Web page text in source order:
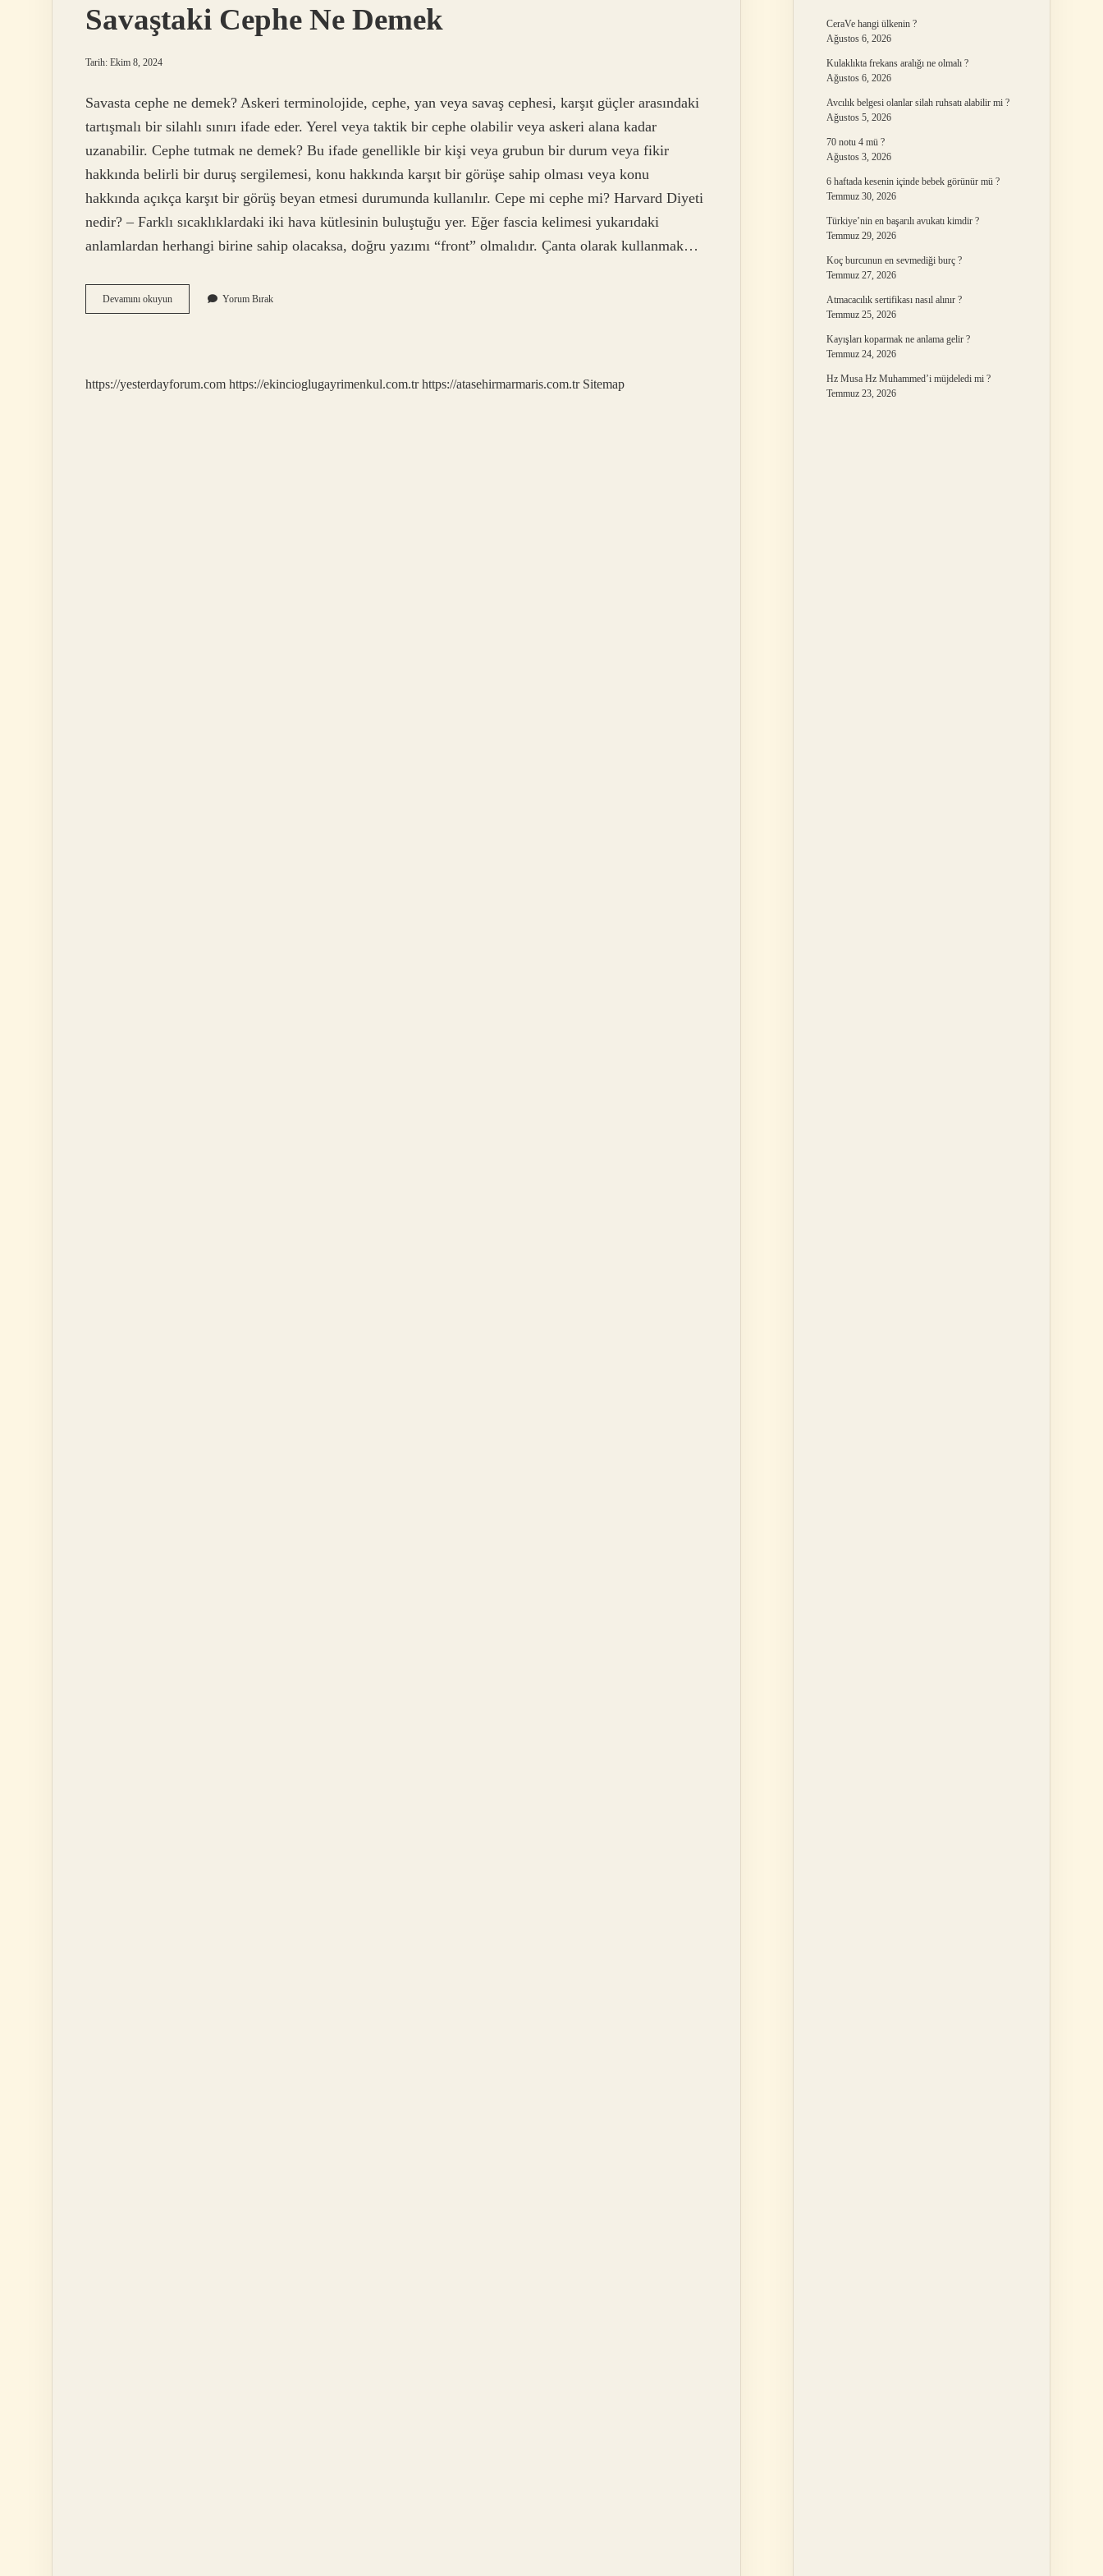
Savaştaki Cephe Ne Demek
Tarih: Ekim 8, 2024
Savasta cephe ne demek? Askeri terminolojide, cephe, yan veya savaş cephesi, karşıt güçler arasındaki
tartışmalı bir silahlı sınırı ifade eder. Yerel veya taktik bir cephe olabilir veya askeri alana kadar
uzanabilir. Cephe tutmak ne demek? Bu ifade genellikle bir kişi veya grubun bir durum veya fikir
hakkında belirli bir duruş sergilemesi, konu hakkında karşıt bir görüşe sahip olması veya konu
hakkında açıkça karşıt bir görüş beyan etmesi durumunda kullanılır. Cepe mi cephe mi? Harvard Diyeti
nedir? – Farklı sıcaklıklardaki iki hava kütlesinin buluştuğu yer. Eğer fascia kelimesi yukarıdaki
anlamlardan herhangi birine sahip olacaksa, doğru yazımı “front” olmalıdır. Çanta olarak kullanmak…
Devamını okuyunSavaştaki
Cephe
Yorum Bırak
https://yesterdayforum.com https://ekincioglugayrimenkul.com.tr https://atasehirmarmaris.com.tr Sitemap
CeraVe hangi ülkenin ?
Ağustos 6, 2026
Kulaklıkta frekans aralığı ne olmalı ?
Ağustos 6, 2026
Avcılık belgesi olanlar silah ruhsatı alabilir mi ?
Ağustos 5, 2026
70 notu 4 mü ?
Ağustos 3, 2026
6 haftada kesenin içinde bebek görünür mü ?
Temmuz 30, 2026
Türkiye’nin en başarılı avukatı kimdir ?
Temmuz 29, 2026
Koç burcunun en sevmediği burç ?
Temmuz 27, 2026
Atmacacılık sertifikası nasıl alınır ?
Temmuz 25, 2026
Kayışları koparmak ne anlama gelir ?
Temmuz 24, 2026
Hz Musa Hz Muhammed’i müjdeledi mi ?
Temmuz 23, 2026